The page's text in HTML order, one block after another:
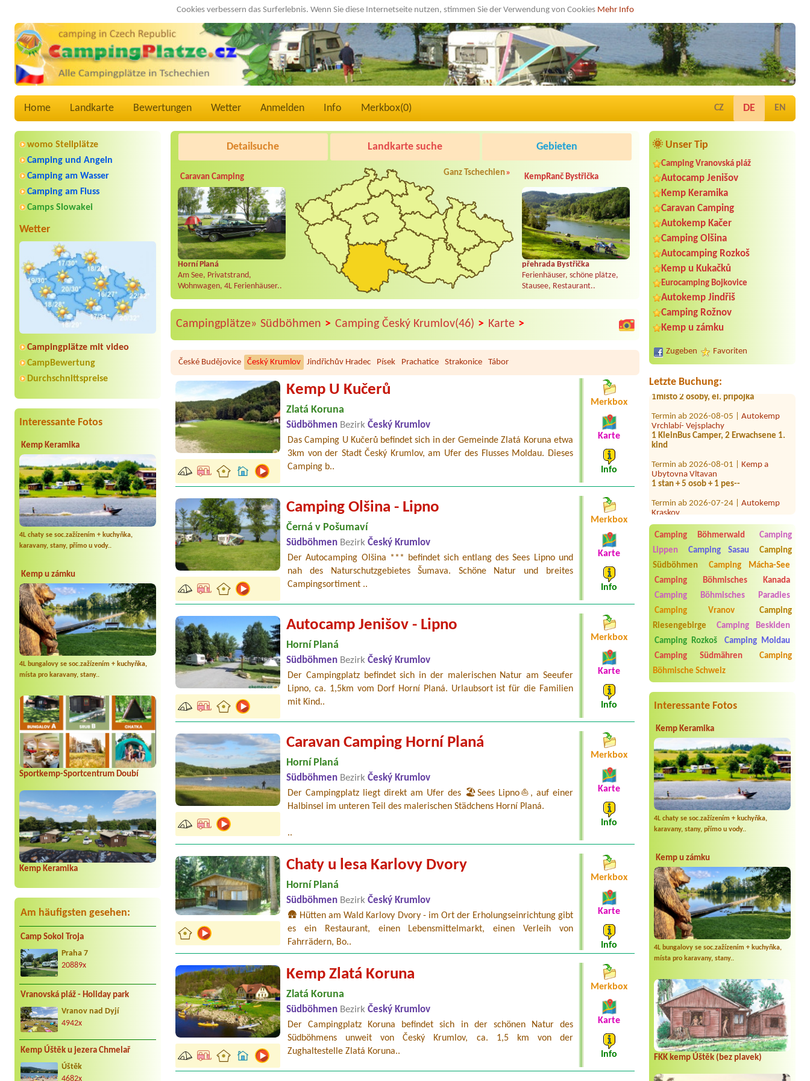
Cookies verbessern das Surferlebnis. Wenn Sie diese Internetseite nutzen, stimmen Sie der Verwendung von Cookies Mehr Info
Home Landkarte Bewertungen Wetter Anmelden Info Merkbox(0) CZ DE EN
womo Stellplätze
Camping und Angeln
Camping am Wasser
Camping am Fluss
Camps Slowakei
Wetter
Campingplätze mit video
CampBewertung
Durchschnittspreise
Interessante Fotos
Kemp Keramika
4L chaty se soc.zažízením + kuchyňka,
karavany, stany, přímo u vody..
Kemp u zámku
4L bungalovy se soc.zažízením + kuchyňka,
místa pro karavany, stany..
Sportkemp-Sportcentrum Doubí
Kemp Keramika
Am häufigsten gesehen:
Camp Sokol Troja
Praha 7
20889x
Vranovská pláž - Holiday park
Vranov nad Dyjí
4942x
Kemp Úštěk u jezera Chmelař
Úštěk
4682x
🌞 Unser Tip
Camping Vranovská pláž
Autocamp Jenišov
Kemp Keramika
Caravan Camping
Autokemp Kačer
Camping Olšina
Autocamping Rozkoš
Kemp u Kukačků
Eurocamping Bojkovice
Autokemp Jindřiš
Camping Rožnov
Kemp u zámku
Zugeben Favoriten
Letzte Buchung:
Termin ab 2026-08-17 |
pláž - Holiday park
1x stan4L/chatka
Višňová II
1×1L 3 Osoby
Termin ab 2026-08-07 |
1misto 2 osoby, el. přípojka
Vrchlabí- Vejsplachy
1 KleinBus Camper, 2 Erwachsene 1.
kind
Ubytovna Vltavan
1 stan + 5 osob + 1 pes--
Kraskov
1x Stellplatz mit Strom und Wasser
Termin ab 2026-08-04 |Camping
Praha Klánovice*****
Termin ab 2026-08-07 |Kemp Piraňa
Nechranice
2x places for tent, 3 persons, 1 dog, 1
car
Termin ab 2026-08-03 |
Autocamp
1 camper place
Termin ab 2026-07-26 | Kemp
Poslední štace
1 Zeltplatz 2 Erwachsene
Camping Böhmerwald
Camping
Lippen
Camping Sasau
Camping
Südböhmen
Camping Mácha-See
Camping Böhmisches Kanada
Camping Böhmisches Paradies
Camping Vranov
Camping
Riesengebirge
Camping Beskiden
Camping Rozkoš
Camping Moldau
Camping Südmähren
Camping
Böhmische Schweiz
Interessante Fotos
Kemp Keramika
4L chaty se soc.zažízením + kuchyňka,
karavany, stany, přímo u vody..
Kemp u zámku
4L bungalovy se soc.zažízením + kuchyňka,
místa pro karavany, stany..
FKK kemp Úštěk (bez plavek)
Detailsuche Landkarte suche Gebieten
Caravan Camping
Horní Planá
Am See, Privatstrand,
Wohnwagen, 4L Ferienhäuser..
Ganz Tschechien» KempRanč Bystřička
přehrada Bystřička
Ferienhäuser, schöne plätze,
Stausee, Restaurant..
Campingplätze» Südböhmen > Camping Český Krumlov(46) > Karte >
České Budějovice Český Krumlov Jindřichův Hradec Písek Prachatice Strakonice Tábor
Kemp U Kučerů
Zlatá Koruna
Südböhmen Bezirk Český Krumlov
Das Camping U Kučerů befindet sich in der Gemeinde Zlatá Koruna etwa
3km von der Stadt Český Krumlov, am Ufer des Flusses Moldau. Dieses
Camping b..
Merkbox
Karte
Info
Camping Olšina - Lipno
Černá v Pošumaví
Südböhmen Bezirk Český Krumlov
Der Autocamping Olšina *** befindet sich entlang des Sees Lipno und
nah des Naturschutzgebietes Šumava. Schöne Natur und breites
Campingsortiment ..
Merkbox
Karte
Info
Autocamp Jenišov - Lipno
Horní Planá
Südböhmen Bezirk Český Krumlov
Der Campingplatz befindet sich in der malerischen Natur am Seeufer
Lipno, ca. 1,5km vom Dorf Horní Planá. Urlaubsort ist für die Familien
mit Kind..
Merkbox
Karte
Info
Caravan Camping Horní Planá
Horní Planá
Südböhmen Bezirk Český Krumlov
Der Campingplatz liegt direkt am Ufer des 🏖️Sees Lipno⛵, auf einer
Halbinsel im unteren Teil des malerischen Städchens Horní Planá.
..
Merkbox
Karte
Info
Chaty u lesa Karlovy Dvory
Horní Planá
Südböhmen Bezirk Český Krumlov
🛖 Hütten am Wald Karlovy Dvory - im Ort der Erholungseinrichtung gibt
es ein Restaurant, einen Lebensmittelmarkt, einen Verleih von
Fahrrädern, Bo..
Merkbox
Karte
Info
Kemp Zlatá Koruna
Zlatá Koruna
Südböhmen Bezirk Český Krumlov
Der Campingplatz Koruna befindet sich in der schönen Natur des
Südböhmens unweit von Český Krumlov, ca. 1,5 km von der
Zughaltestelle Zlatá Koruna..
Merkbox
Karte
Info